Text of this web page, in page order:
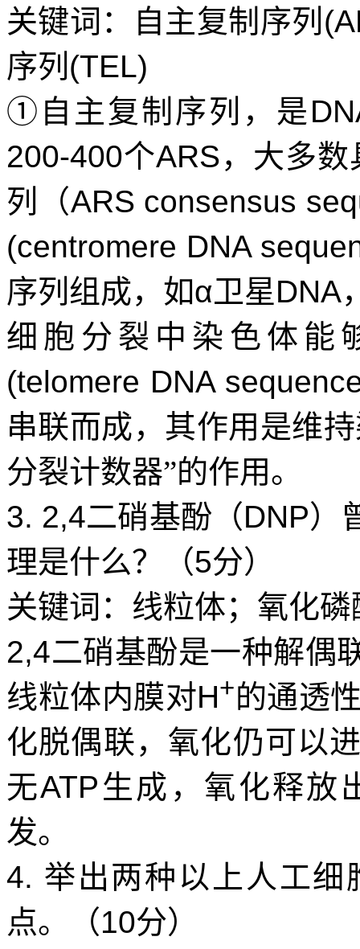
关键词：自主复制序列
序列 (TEL)
① 自主复制序列，是
200-400个ARS，大多数
列（ARS consensus
(centromere DNA
序列组成，如α卫星DNA
细胞分裂中染色体能
(telomere DNA
串联而成，其作用是维
分裂计数器”的作用。
3. 2,4二硝基酚（DNP）
理是什么？（5分）
关键词：线粒体；氧化磷
2,4二硝基酚是一种解偶
线粒体内膜对H+的通透
化脱偶联，氧化仍可以
无ATP生成，氧化释放
发。
4. 举出两种以上人工细
点。（10分）